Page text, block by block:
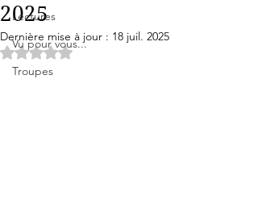
Lectures
Vu pour vous...
Troupes
2025
Dernière mise à jour : 18 juil. 2025
Noté NaN étoiles sur 5.